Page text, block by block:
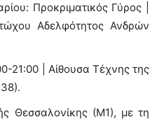
Προκριματικός Γύρος |
Αδελφότητος Ανδρών
21:00 | Αίθουσα Τέχνης της
Θεσσαλονίκης (Μ1), με τη